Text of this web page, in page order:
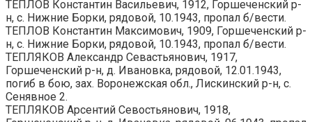
ТЕПЛОВ Константин Васильевич, 1912, Горшеченский р-
н, с. Нижние Борки, рядовой, 10.1943, пропал б/вести.
ТЕПЛОВ Константин Максимович, 1909, Горшеченский р-
н, с. Нижние Борки, рядовой, 10.1943, пропал б/вести.
ТЕПЛЯКОВ Александр Севастьянович, 1917,
Горшеченский р-н, д. Ивановка, рядовой, 12.01.1943,
погиб в бою, зах. Воронежская обл., Лискинский р-н, с.
Сенявное 2.
ТЕПЛЯКОВ Арсентий Севостьянович, 1918,